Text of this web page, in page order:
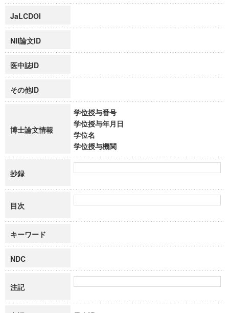
JaLCDOI
NII論文ID
医中誌ID
その他ID
博士論文情報
学位授与番号
学位授与年月日
学位名
学位授与機関
抄録
目次
キーワード
NDC
注記